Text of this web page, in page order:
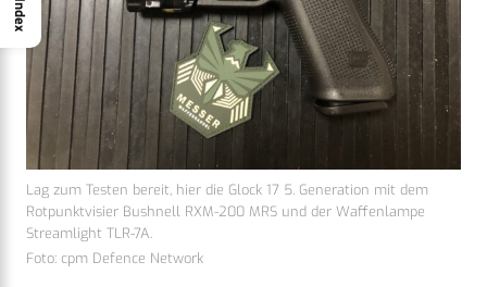
Lag zum Testen bereit, hier die Glock 17 5. Generation mit dem
Rotpunktvisier Bushnell RXM-200 MRS und der Waffenlampe
Streamlight TLR-7A.
Foto: cpm Defence Network
Index